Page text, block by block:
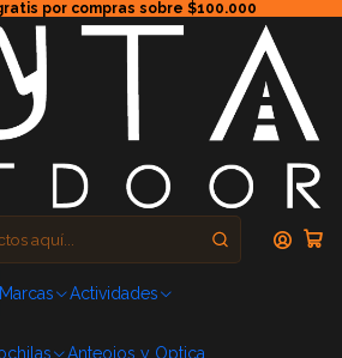
por compras sobre $100.000
Marcas Actividades
Anteojos y Optica